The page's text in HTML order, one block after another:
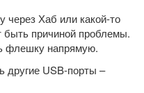
Хаб или какой-то
быть причиной проблемы.
флешку напрямую.
другие USB-порты –